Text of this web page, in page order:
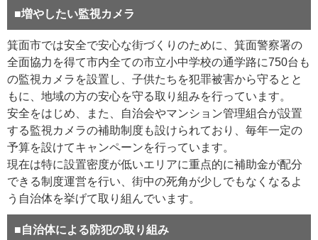
■増やしたい監視カメラ
箕面市では安全で安心な街づくりのために、箕面警察署の
全面協力を得て市内全ての市立小中学校の通学路に750台も
の監視カメラを設置し、子供たちを犯罪被害から守るとと
もに、地域の方の安心を守る取り組みを行っています。
安全をはじめ、また、自治会やマンション管理組合が設置
する監視カメラの補助制度も設けられており、毎年一定の
予算を設けてキャンペーンを行っています。
現在は特に設置密度が低いエリアに重点的に補助金が配分
できる制度運営を行い、街中の死角が少しでもなくなるよ
う自治体を挙げて取り組んでいます。
■自治体による防犯の取り組み